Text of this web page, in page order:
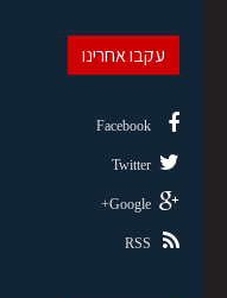
עקבו אחרינו
Facebook
Twitter
Google+
RSS